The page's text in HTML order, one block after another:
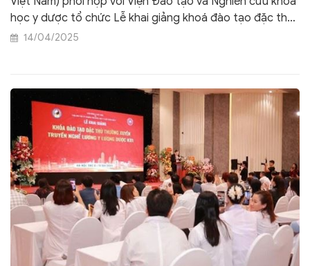
học y dược tổ chức Lễ khai giảng khoá đào tạo đặc thù
thường xuyên truyền nghề lương y- lương dược.
14/04/2025